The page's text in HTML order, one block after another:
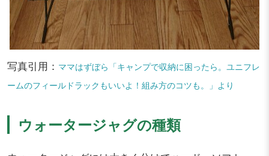
写真引用： ママはずぼら「キャンプで収納に困ったら。ユニフレ
ームのフィールドラックもいいよ！組み方のコツも。」より
ウォータージャグの種類